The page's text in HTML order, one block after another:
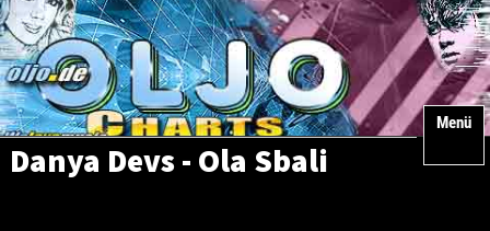
Menü
Danya Devs - Ola Sbali